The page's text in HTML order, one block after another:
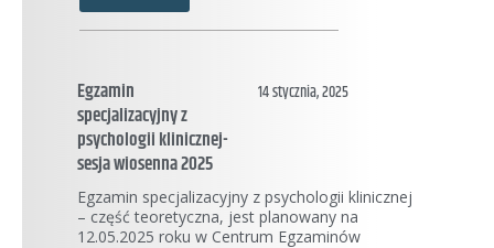
Egzamin
specjalizacyjny z
psychologii klinicznej-
sesja wiosenna 2025
14 stycznia, 2025
Egzamin specjalizacyjny z psychologii klinicznej
– część teoretyczna, jest planowany na
12.05.2025 roku w Centrum Egzaminów